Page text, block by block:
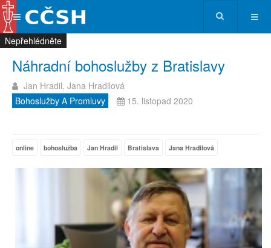
Náhradní bohoslužby z Bratislavy
Jan Hradil, Jana Hradilová
Bohoslužby A Promluvy
15. listopad 2020
online bohoslužba Jan Hradil Bratislava Jana Hradilová
Nepřehlédněte
Nepřehlédněte
Nepřehlédněte
Nepřehlédněte